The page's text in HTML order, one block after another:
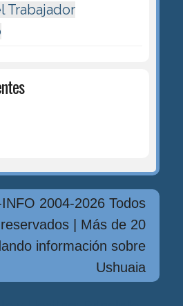
Trabajador
2004-2026 Todos
| Más de 20
información sobre
Ushuaia